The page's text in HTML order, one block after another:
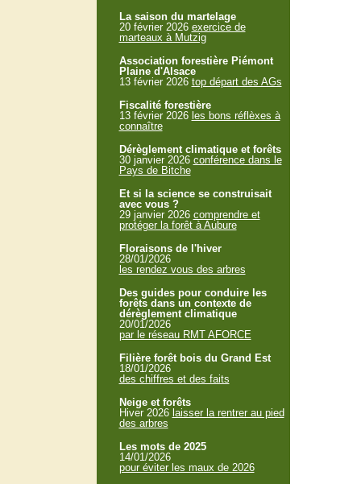
La saison du martelage
20 février 2026 exercice de
marteaux à Mutzig
Association forestière Piémont
Plaine d'Alsace
13 février 2026 top départ des AGs
Fiscalité forestière
13 février 2026 les bons réflèxes à
connaître
Dérèglement climatique et forêts
30 janvier 2026 conférence dans le
Pays de Bitche
Et si la science se construisait
avec vous ?
29 janvier 2026 comprendre et
protéger la forêt à Aubure
Floraisons de l'hiver
28/01/2026
les rendez vous des arbres
Des guides pour conduire les
forêts dans un contexte de
dérèglement climatique
20/01/2026
par le réseau RMT AFORCE
Filière forêt bois du Grand Est
18/01/2026
des chiffres et des faits
Neige et forêts
Hiver 2026 laisser la rentrer au pied
des arbres
Les mots de 2025
14/01/2026
pour éviter les maux de 2026